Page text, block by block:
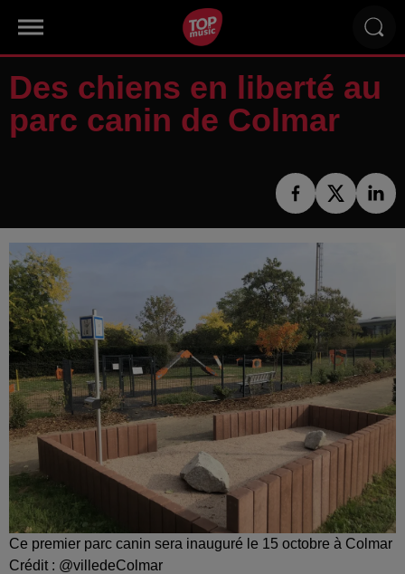
Des chiens en liberté au
parc canin de Colmar
Ce premier parc canin sera inauguré le 15 octobre à Colmar
Crédit : @villedeColmar